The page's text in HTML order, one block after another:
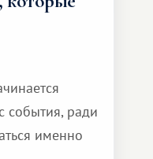
события, ради
именно